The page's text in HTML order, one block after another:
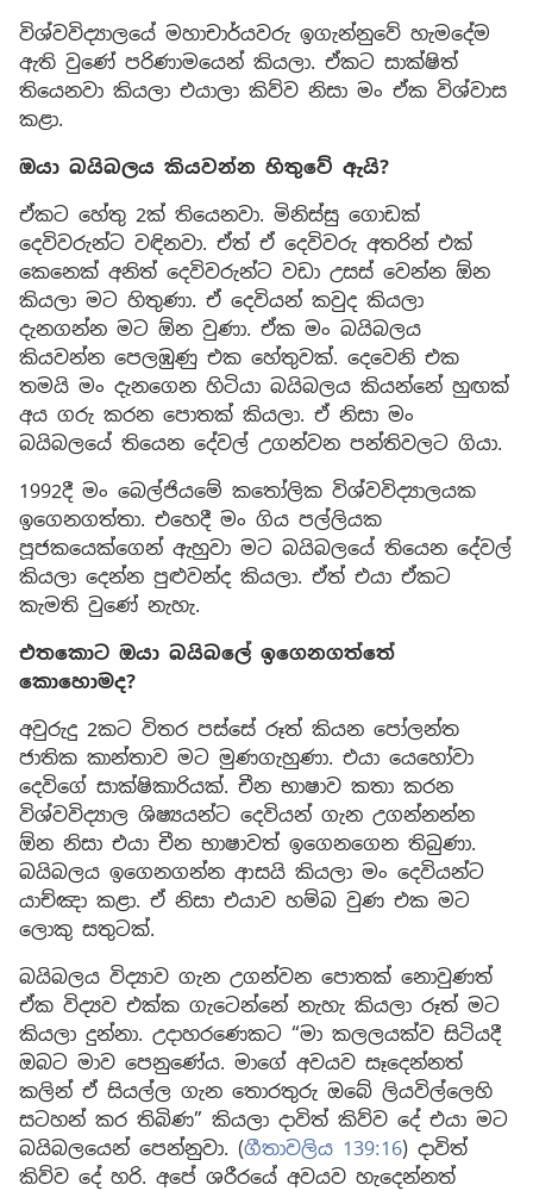
විශ්වවිද්‍යාලයේ මහාචාර්යවරු ඉගැන්නුවේ හැමදේම
ඇති වුණේ පරිණාමයෙන් කියලා. ඒකට සාක්ෂිත්
තියෙනවා කියලා එයාලා කිව්ව නිසා මං ඒක විශ්වාස
කළා.
ඔයා බයිබලය කියවන්න හිතුවේ ඇයි?
ඒකට හේතු 2ක් තියෙනවා. මිනිස්සු ගොඩක්
දෙවිවරුන්ට වඳිනවා. ඒත් ඒ දෙවිවරු අතරින් එක්
කෙනෙක් අනිත් දෙවිවරුන්ට වඩා උසස් වෙන්න ඕන
කියලා මට හිතුණා. ඒ දෙවියන් කවුද කියලා
දැනගන්න මට ඕන වුණා. ඒක මං බයිබලය
කියවන්න පෙලඹුණු එක හේතුවක්. දෙවෙනි එක
තමයි මං දැනගෙන හිටියා බයිබලය කියන්නේ හුඟක්
අය ගරු කරන පොතක් කියලා. ඒ නිසා මං
බයිබලයේ තියෙන දේවල් උගන්වන පන්තිවලට ගියා.
1992දී මං බෙල්ජියමේ කතෝලික විශ්වවිද්‍යාලයක
ඉගෙනගත්තා. එහෙදී මං ගිය පල්ලියක
පූජකයෙක්ගෙන් ඇහුවා මට බයිබලයේ තියෙන දේවල්
කියලා දෙන්න පුළුවන්ද කියලා. ඒත් එයා ඒකට
කැමති වුණේ නැහැ.
එතකොට ඔයා බයිබලේ ඉගෙනගත්තේ
කොහොමද?
අවුරුදු 2කට විතර පස්සේ රූත් කියන පෝලන්ත
ජාතික කාන්තාව මට මුණගැහුණා. එයා යෙහෝවා
දෙවිගේ සාක්ෂිකාරියක්. චීන භාෂාව කතා කරන
විශ්වවිද්‍යාල ශිෂ්‍යයන්ට දෙවියන් ගැන උගන්නන්න
ඕන නිසා එයා චීන භාෂාවත් ඉගෙනගෙන තිබුණා.
බයිබලය ඉගෙනගන්න ආසයි කියලා මං දෙවියන්ට
යාච්ඤා කළා. ඒ නිසා එයාව හම්බ වුණ එක මට
ලොකු සතුටක්.
බයිබලය විද්‍යාව ගැන උගන්වන පොතක් නොවුණත්
ඒක විද්‍යව එක්ක ගැටෙන්නේ නැහැ කියලා රූත් මට
කියලා දුන්නා. උදාහරණෙකට “මා කලලයක්ව සිටියදී
ඔබට මාව පෙනුණේය. මාගේ අවයව සෑදෙන්නත්
කලින් ඒ සියල්ල ගැන තොරතුරු ඔබේ ලියවිල්ලෙහි
සටහන් කර තිබිණ” කියලා දාවිත් කිව්ව දේ එයා මට
බයිබලයෙන් පෙන්නුවා. (ගීතාවලිය 139:16) දාවිත්
කිව්ව දේ හරි. අපේ ශරීරයේ අවයව හැදෙන්නත්